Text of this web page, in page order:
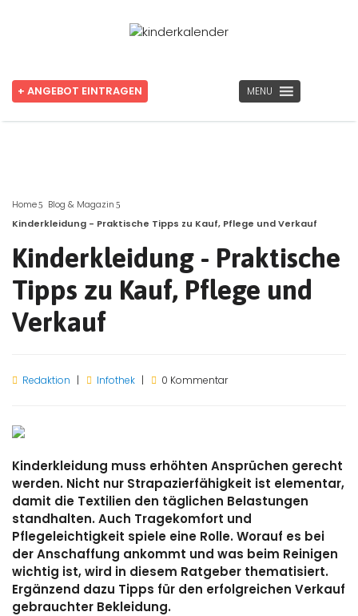
+ ANGEBOT EINTRAGEN MENU
Home
Blog & Magazin
Kinderkleidung - Praktische Tipps zu Kauf, Pflege und Verkauf
Kinderkleidung - Praktische
Tipps zu Kauf, Pflege und
Verkauf
Redaktion Infothek 0 Kommentar
Kinderkleidung muss erhöhten Ansprüchen gerecht
werden. Nicht nur Strapazierfähigkeit ist elementar,
damit die Textilien den täglichen Belastungen
standhalten. Auch Tragekomfort und
Pflegeleichtigkeit spiele eine Rolle. Worauf es bei
der Anschaffung ankommt und was beim Reinigen
wichtig ist, wird in diesem Ratgeber thematisiert.
Ergänzend dazu Tipps für den erfolgreichen Verkauf
gebrauchter Bekleidung.